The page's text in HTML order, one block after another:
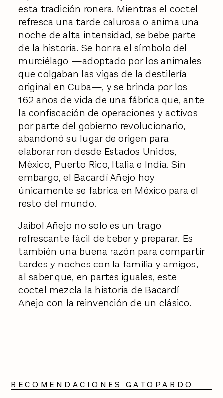
esta tradición ronera. Mientras el coctel
refresca una tarde calurosa o anima una
noche de alta intensidad, se bebe parte
de la historia. Se honra el símbolo del
murciélago —adoptado por los animales
que colgaban las vigas de la destilería
original en Cuba—, y se brinda por los
162 años de vida de una fábrica que, ante
la confiscación de operaciones y activos
por parte del gobierno revolucionario,
abandonó su lugar de origen para
elaborar ron desde Estados Unidos,
México, Puerto Rico, Italia e India. Sin
embargo, el Bacardí Añejo hoy
únicamente se fabrica en México para el
resto del mundo.
Jaibol Añejo no solo es un trago
refrescante fácil de beber y preparar. Es
también una buena razón para compartir
tardes y noches con la familia y amigos,
al saber que, en partes iguales, este
coctel mezcla la historia de Bacardí
Añejo con la reinvención de un clásico.
RECOMENDACIONES GATOPARDO